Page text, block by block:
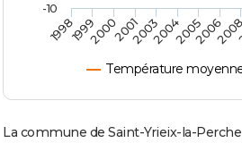
Température
19981999200020012003200420052006
-10
La commune de Saint-Yrieix-la-